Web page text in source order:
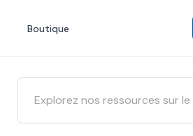
Boutique